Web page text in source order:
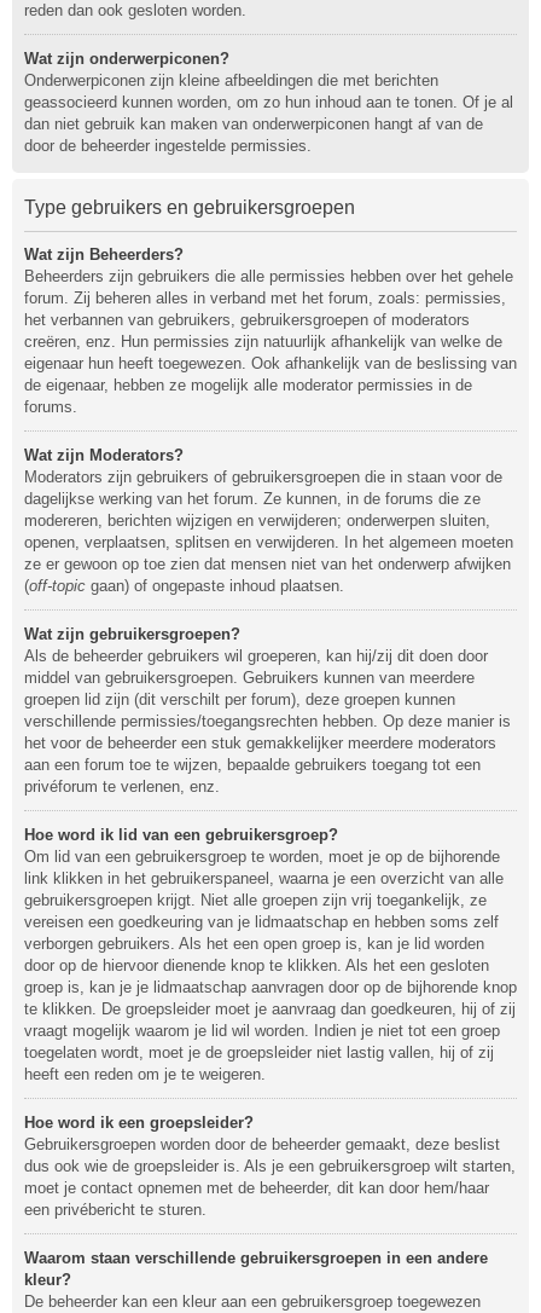
reden dan ook gesloten worden.
Wat zijn onderwerpiconen?
Onderwerpiconen zijn kleine afbeeldingen die met berichten
geassocieerd kunnen worden, om zo hun inhoud aan te tonen. Of je al
dan niet gebruik kan maken van onderwerpiconen hangt af van de
door de beheerder ingestelde permissies.
Type gebruikers en gebruikersgroepen
Wat zijn Beheerders?
Beheerders zijn gebruikers die alle permissies hebben over het gehele
forum. Zij beheren alles in verband met het forum, zoals: permissies,
het verbannen van gebruikers, gebruikersgroepen of moderators
creëren, enz. Hun permissies zijn natuurlijk afhankelijk van welke de
eigenaar hun heeft toegewezen. Ook afhankelijk van de beslissing van
de eigenaar, hebben ze mogelijk alle moderator permissies in de
forums.
Wat zijn Moderators?
Moderators zijn gebruikers of gebruikersgroepen die in staan voor de
dagelijkse werking van het forum. Ze kunnen, in de forums die ze
modereren, berichten wijzigen en verwijderen; onderwerpen sluiten,
openen, verplaatsen, splitsen en verwijderen. In het algemeen moeten
ze er gewoon op toe zien dat mensen niet van het onderwerp afwijken
(off-topic gaan) of ongepaste inhoud plaatsen.
Wat zijn gebruikersgroepen?
Als de beheerder gebruikers wil groeperen, kan hij/zij dit doen door
middel van gebruikersgroepen. Gebruikers kunnen van meerdere
groepen lid zijn (dit verschilt per forum), deze groepen kunnen
verschillende permissies/toegangsrechten hebben. Op deze manier is
het voor de beheerder een stuk gemakkelijker meerdere moderators
aan een forum toe te wijzen, bepaalde gebruikers toegang tot een
privéforum te verlenen, enz.
Hoe word ik lid van een gebruikersgroep?
Om lid van een gebruikersgroep te worden, moet je op de bijhorende
link klikken in het gebruikerspaneel, waarna je een overzicht van alle
gebruikersgroepen krijgt. Niet alle groepen zijn vrij toegankelijk, ze
vereisen een goedkeuring van je lidmaatschap en hebben soms zelf
verborgen gebruikers. Als het een open groep is, kan je lid worden
door op de hiervoor dienende knop te klikken. Als het een gesloten
groep is, kan je je lidmaatschap aanvragen door op de bijhorende knop
te klikken. De groepsleider moet je aanvraag dan goedkeuren, hij of zij
vraagt mogelijk waarom je lid wil worden. Indien je niet tot een groep
toegelaten wordt, moet je de groepsleider niet lastig vallen, hij of zij
heeft een reden om je te weigeren.
Hoe word ik een groepsleider?
Gebruikersgroepen worden door de beheerder gemaakt, deze beslist
dus ook wie de groepsleider is. Als je een gebruikersgroep wilt starten,
moet je contact opnemen met de beheerder, dit kan door hem/haar
een privébericht te sturen.
Waarom staan verschillende gebruikersgroepen in een andere
kleur?
De beheerder kan een kleur aan een gebruikersgroep toegewezen